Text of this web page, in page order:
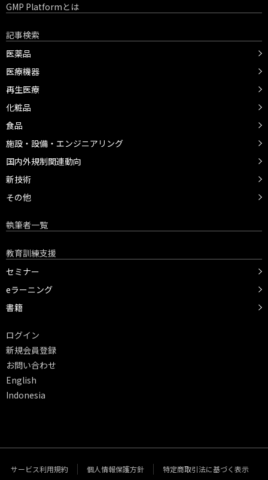
GMP Platformとは
記事検索
医薬品
医療機器
再生医療
化粧品
食品
施設・設備・エンジニアリング
国内外規制関連動向
新技術
その他
執筆者一覧
教育訓練支援
セミナー
eラーニング
書籍
ログイン
新規会員登録
お問い合わせ
English
Indonesia
サービス利用規約 個人情報保護方針 特定商取引法に基づく表示